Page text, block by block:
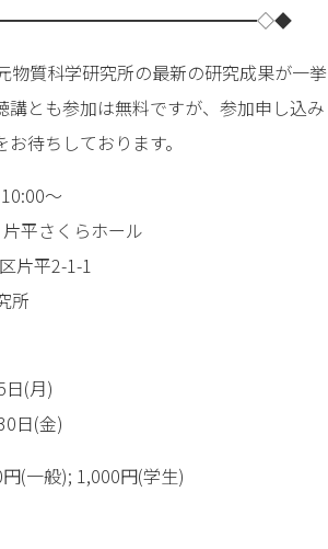
質科学研究所の最新の研究成果が一挙
講とも参加は無料ですが、参加申し込み
待ちしております。
～
平さくらホール
平2-1-1
所
(月)
日(金)
(一般); 1,000円(学生)